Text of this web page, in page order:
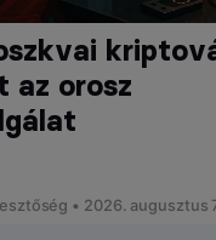
az orosz
• 2026. augusztus